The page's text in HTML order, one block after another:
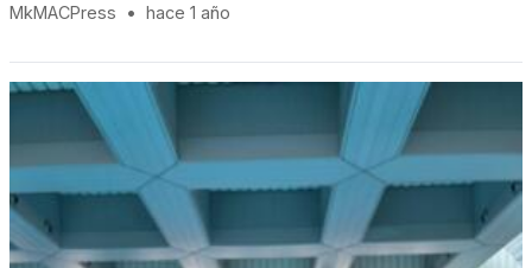
MkMACPress • hace 1 año